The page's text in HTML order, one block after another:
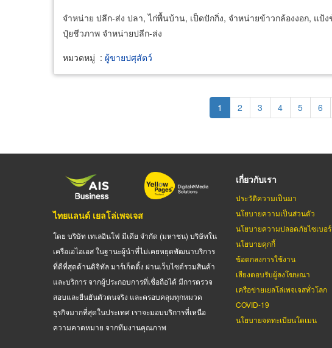
จำหน่าย ปลีก-ส่ง ปลา, ไก่พื้นบ้าน, เป็ดปักกิ่ง, จำหน่ายข้าวกล้องงอก, แ
ปุ๋ยชีวภาพ จำหน่ายปลีก-ส่ง
หมวดหมู่ : ผู้ขายปศุสัตว์
Current
page
1 Page
2 Page
3 Page
4 Page
5 Page
6
ไทยแลนด์ เยลโล่เพจเจส
โดย บริษัท เทเลอินโฟ มีเดีย จำกัด (มหาชน) บริษัทใน
เครือเอไอเอส ในฐานะผู้นำที่ไม่เคยหยุดพัฒนาบริการ
ที่ดีที่สุดด้านดิจิทัล มาร์เก็ตติ้ง ผ่านเว็บไซต์รวมสินค้า
และบริการ จากผู้ประกอบการที่เชื่อถือได้ มีการตรวจ
สอบและยืนยันตัวตนจริง และครอบคลุมทุกหมวด
ธุรกิจมากที่สุดในประเทศ เราจะมอบบริการที่เหนือ
ความคาดหมาย จากทีมงานคุณภาพ
เกี่ยวกับเรา
ประวัติความเป็นมา
นโยบายความเป็นส่วนตัว
นโยบายความปลอดภัยไซเบอร์
นโยบายคุกกี้
ข้อตกลงการใช้งาน
เสียงตอบรับผู้ลงโฆษณา
เครือข่ายเยลโล่เพจเจสทั่วโลก
COVID-19
นโยบายจดทะเบียนโดเมน